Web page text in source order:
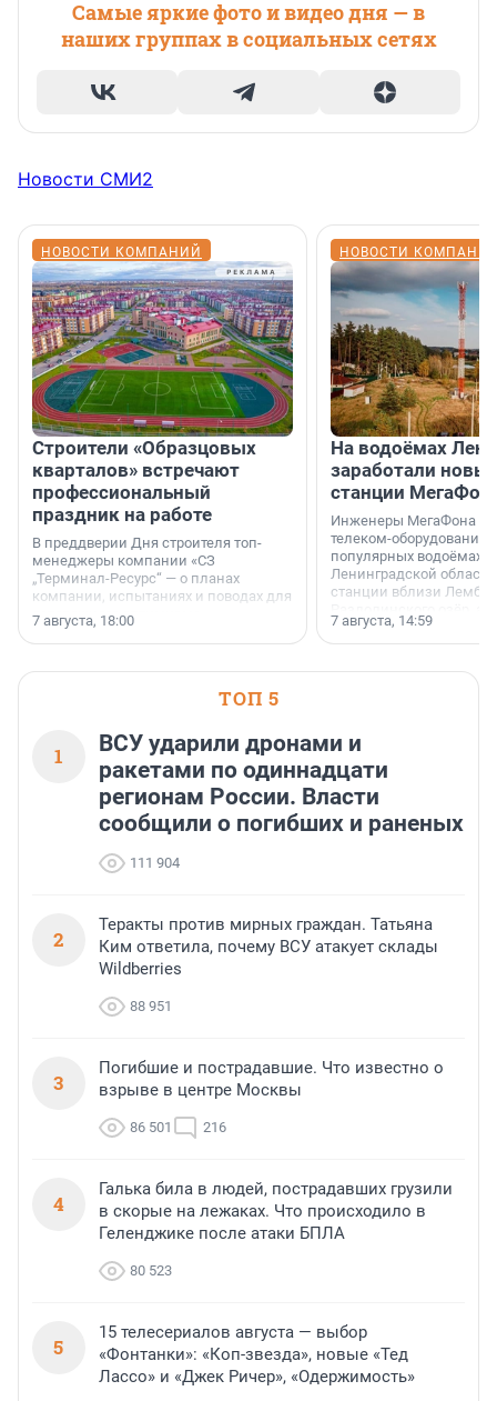
Самые яркие фото и видео дня — в
наших группах в социальных сетях
Новости СМИ2
НОВОСТИ КОМПАНИЙ
Строители «Образцовых
кварталов» встречают
профессиональный
праздник на работе
В преддверии Дня строителя топ-
менеджеры компании «СЗ
„Терминал-Ресурс“ — о планах
компании, испытаниях и поводах для
осторожного оптимизма.
7 августа, 18:00
НОВОСТИ
На водоёмах
заработали
станции
Инженеры МегаФона
телеком-оборудование
популярных водоёмах
Ленинградской
станции вблизи
недалеко от Большого
водопада.
7 августа, 14:59
ТОП 5
1
ВСУ ударили дронами и
ракетами по одиннадцати
регионам России. Власти
сообщили о погибших и раненых
111 904
2
Теракты против мирных граждан. Татьяна
Ким ответила, почему ВСУ атакует склады
Wildberries
88 951
3
Погибшие и пострадавшие. Что известно о
взрыве в центре Москвы
86 501 216
4
Галька била в людей, пострадавших грузили
в скорые на лежаках. Что происходило в
Геленджике после атаки БПЛА
80 523
5
15 телесериалов августа — выбор
«Фонтанки»: «Коп-звезда», новые «Тед
Лассо» и «Джек Ричер», «Одержимость»